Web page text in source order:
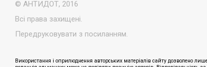
© АНТИДОТ, 2016
Всі права захищені.
Передруковувати з посиланням.
Використання і оприлюднення авторських матеріалів сайту дозволено